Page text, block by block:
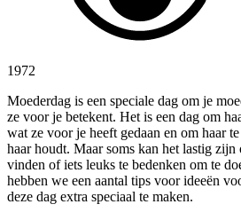
1972
Moederdag is een speciale dag om je
ze voor je betekent. Het is een dag om
wat ze voor je heeft gedaan en om haar
haar houdt. Maar soms kan het lastig zijn
vinden of iets leuks te bedenken om te
hebben we een aantal tips voor ideeën
deze dag extra speciaal te maken.